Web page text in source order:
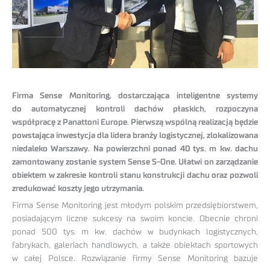
Firma Sense Monitoring,dostarczająca inteligentne systemy
do automatycznej kontroli dachów płaskich, rozpoczyna
współpracę z Panattoni Europe. Pierwszą wspólną realizacją będzie
powstająca inwestycja dla lidera branży logistycznej, zlokalizowana
niedaleko Warszawy. Na powierzchni ponad 40 tys. m kw. dachu
zamontowany zostanie system Sense S-One. Ułatwi on zarządzanie
obiektem w zakresie kontroli stanu konstrukcji dachu oraz pozwoli
zredukować koszty jego utrzymania.
Firma Sense Monitoring jest młodym polskim przedsiębiorstwem,
posiadającym liczne sukcesy na swoim koncie. Obecnie chroni
ponad 500 tys. m kw. dachów w budynkach logistycznych,
fabrykach, galeriach handlowych, a także obiektach sportowych
w całej Polsce. Rozwiązanie firmy Sense Monitoring bazuje